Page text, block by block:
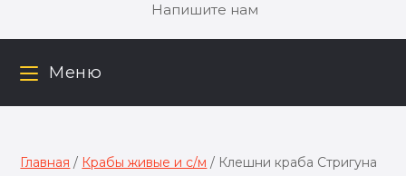
Напишите нам
Меню
Главная / Крабы живые и с/м / Клешни краба Стригуна